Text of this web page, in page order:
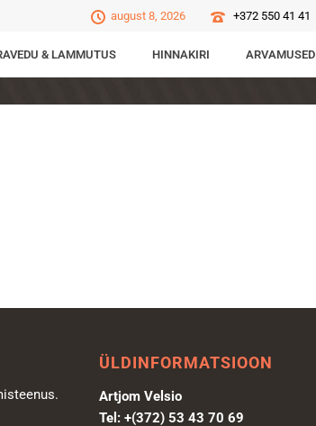
august 8, 2026 +372 550 41 41
& LAMMUTUS HINNAKIRI ARVAMUSED
ÜLDINFORMATSIOON
Artjom Velsio
Tel: +(372) 53 43 70 69